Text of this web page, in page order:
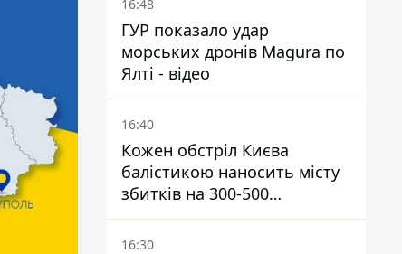
16:48
ГУР показало удар
морських дронів Magura по
Ялті - відео
16:40
Кожен обстріл Києва
балістикою наносить місту
збитків на 300-500
мільйонів - Петро
Пантелеєв
16:30